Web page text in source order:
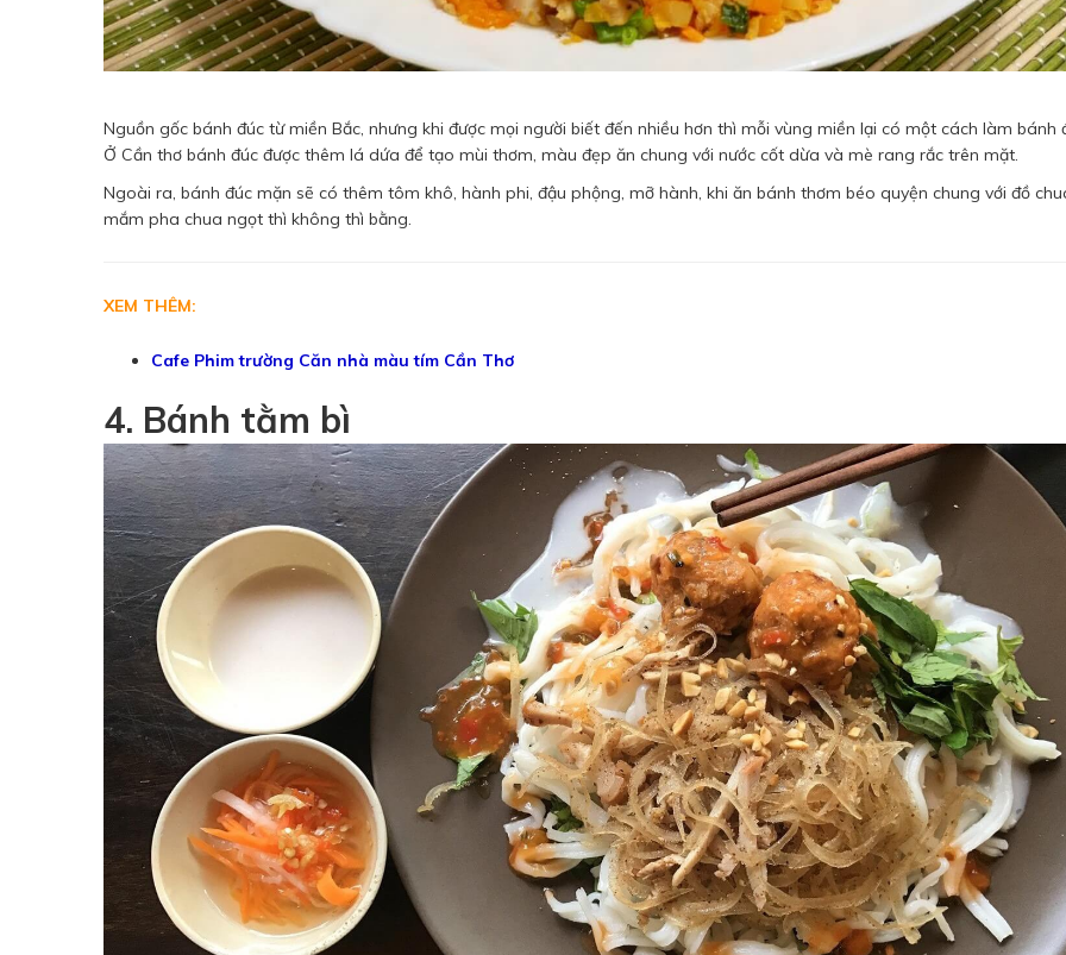
Nguồn gốc bánh đúc từ miền Bắc, nhưng khi được mọi người biết đến nhiều hơn thì mỗi vùng miền lại có một cách làm bánh
Ở Cần thơ bánh đúc được thêm lá dứa để tạo mùi thơm, màu đẹp ăn chung với nước cốt dừa và mè rang rắc trên mặt.
Ngoài ra, bánh đúc mặn sẽ có thêm tôm khô, hành phi, đậu phộng, mỡ hành, khi ăn bánh thơm béo quyện chung với đồ
mắm pha chua ngọt thì không thì bằng.
XEM THÊM:
Cafe Phim trường Căn nhà màu tím Cần Thơ
4. Bánh tằm bì